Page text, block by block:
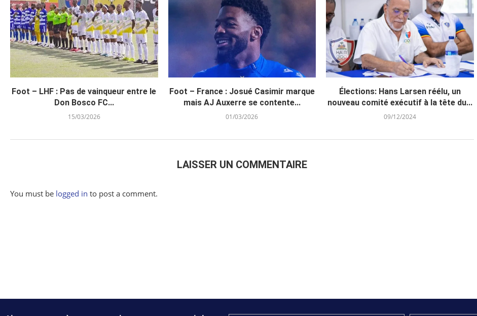
Foot – LHF : Pas de vainqueur entre le
Don Bosco FC...
15/03/2026
Foot – France : Josué Casimir marque
mais AJ Auxerre se contente...
01/03/2026
Élections: Hans Larsen réélu, un
nouveau comité exécutif à la tête du...
09/12/2024
LAISSER UN COMMENTAIRE
You must be logged in to post a comment.